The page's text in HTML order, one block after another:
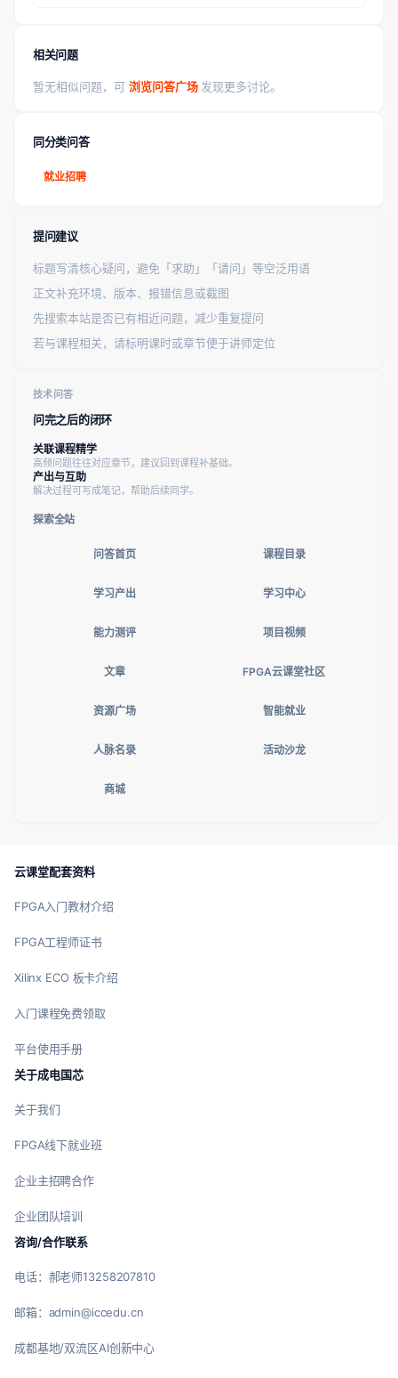
相关问题
暂无相似问题，可 浏览问答广场 发现更多讨论。
同分类问答
就业招聘
提问建议
标题写清核心疑问，避免「求助」「请问」等空泛用语
正文补充环境、版本、报错信息或截图
先搜索本站是否已有相近问题，减少重复提问
若与课程相关，请标明课时或章节便于讲师定位
技术问答
问完之后的闭环
关联课程精学
高频问题往往对应章节，建议回到课程补基础。
产出与互助
解决过程可写成笔记，帮助后续同学。
探索全站
问答首页 课程目录
学习产出 学习中心
能力测评 项目视频
文章 FPGA云课堂社区
资源广场 智能就业
人脉名录 活动沙龙
商城
云课堂配套资料
FPGA入门教材介绍
FPGA工程师证书
Xilinx ECO 板卡介绍
入门课程免费领取
平台使用手册
关于成电国芯
关于我们
FPGA线下就业班
企业主招聘合作
企业团队培训
咨询/合作联系
电话：郝老师13258207810
邮箱：admin@iccedu.cn
成都基地/双流区AI创新中心